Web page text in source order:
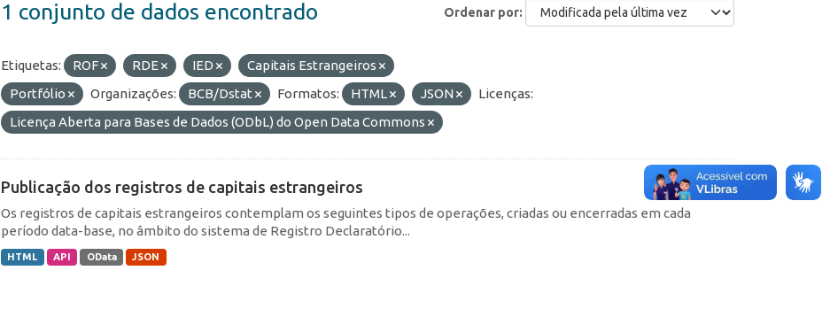
Ordenar por
1 conjunto de dados encontrado
Etiquetas: ROF RDE IED
Capitais Estrangeiros
Portfólio
Organizações: BCB/Dstat Formatos: HTML JSON
Licenças:
Licença Aberta para Bases de Dados (ODbL) do Open Data Commons
Publicação dos registros de capitais estrangeiros
Os registros de capitais estrangeiros contemplam os seguintes tipos de operações, criadas ou encerradas em cada
período data-base, no âmbito do sistema de Registro Declaratório...
HTML API OData JSON